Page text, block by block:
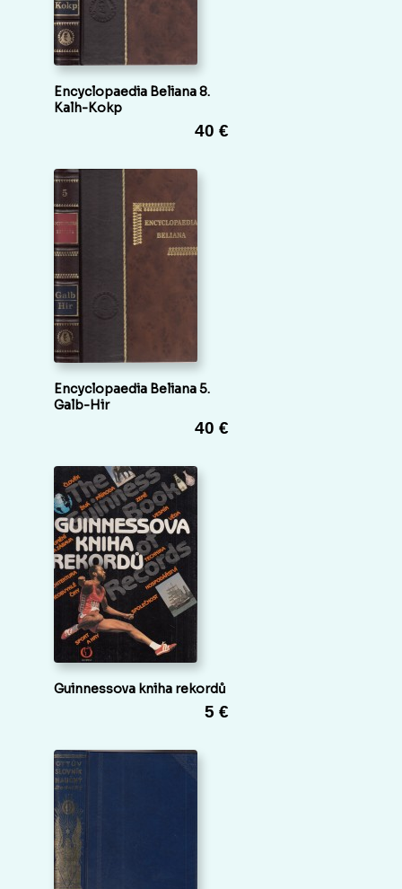
Encyclopaedia Beliana 8.
Kalh-Kokp
40 €
Encyclopaedia Beliana 5.
Galb-Hir
40 €
Guinnessova kniha rekordů
5 €